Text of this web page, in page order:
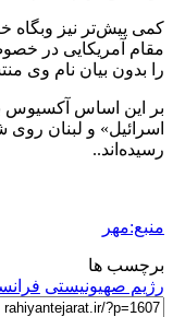
کمی پیش‌تر نیز وبگاه
مقام آمریکایی در
را بدون بیان نام وی
بر این اساس آکسیوس
اسرائیل» و لبنان
رسیده‌اند..
منبع:مهر
برچسب ها
رژیم صهیونیستی